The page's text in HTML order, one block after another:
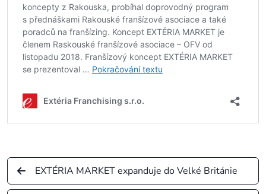
EXTÉRIA MARKET expanduje do Velké Británie